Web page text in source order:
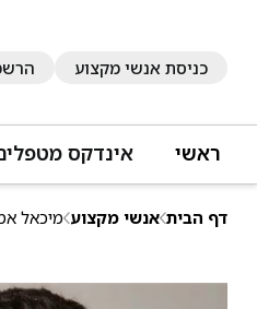
כניסת אנשי מקצוע
ראשי אינדקס
דף הבית אנשי מקצוע מיכאל